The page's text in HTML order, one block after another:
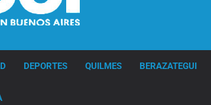
DEPORTES QUILMES BERAZATEGUI